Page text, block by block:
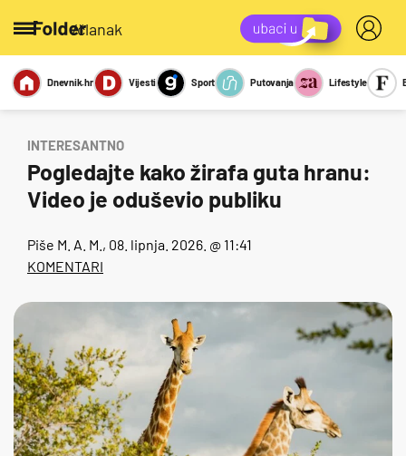
/članak
Miks Kviz
Report
Sexy
Dnevnik.hr Vijesti Sport Putovanja Lifestyle
INTERESANTNO
Pogledajte kako žirafa guta hranu:
Video je oduševio publiku
Piše M. A. M. , 08. lipnja. 2026. @ 11:41
KOMENTARI